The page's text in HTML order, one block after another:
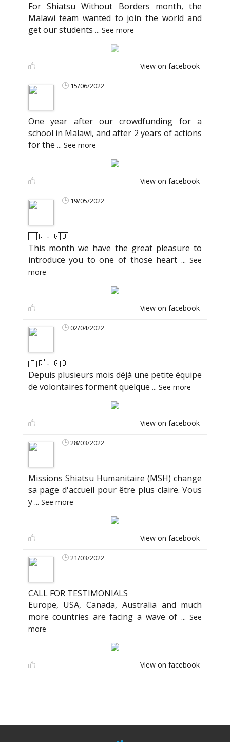
For Shiatsu Without Borders month, the
Malawi team wanted to join the world and
get our students ... See more
View on facebook
15/06/2022
One year after our crowdfunding for a
school in Malawi, and after 2 years of actions
for the ... See more
View on facebook
19/05/2022
🇫🇷 - 🇬🇧
This month we have the great pleasure to
introduce you to one of those heart ...See
more
View on facebook
02/04/2022
🇫🇷 - 🇬🇧
Depuis plusieurs mois déjà une petite équipe
de volontaires forment quelque ... See more
View on facebook
28/03/2022
Missions Shiatsu Humanitaire (MSH) change
sa page d'accueil pour être plus claire. Vous
y... See more
View on facebook
21/03/2022
CALL FOR TESTIMONIALS
Europe, USA, Canada, Australia and much
more countries are facing a wave of ...See
more
View on facebook